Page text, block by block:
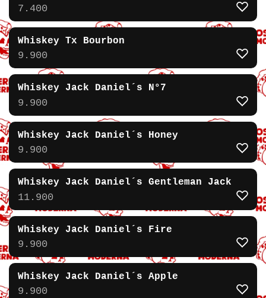
7.400
Whiskey Tx Bourbon
9.900
Whiskey Jack Daniel´s N°7
9.900
Whiskey Jack Daniel´s Honey
9.900
Whiskey Jack Daniel´s Gentleman Jack
11.900
Whiskey Jack Daniel´s Fire
9.900
Whiskey Jack Daniel´s Apple
9.900